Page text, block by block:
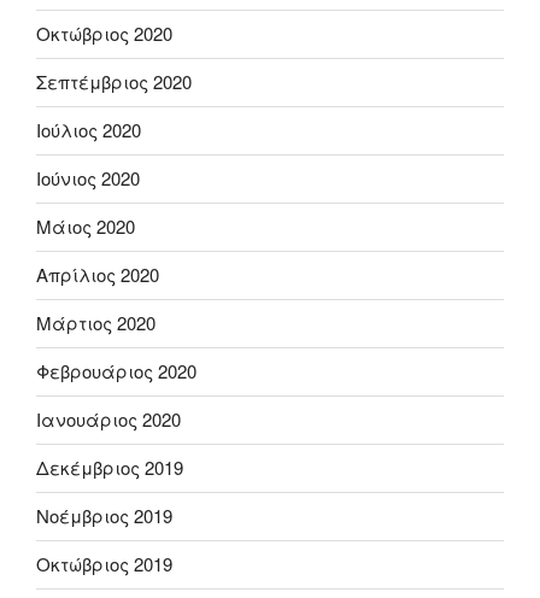
Οκτώβριος 2020
Σεπτέμβριος 2020
Ιούλιος 2020
Ιούνιος 2020
Μάιος 2020
Απρίλιος 2020
Μάρτιος 2020
Φεβρουάριος 2020
Ιανουάριος 2020
Δεκέμβριος 2019
Νοέμβριος 2019
Οκτώβριος 2019